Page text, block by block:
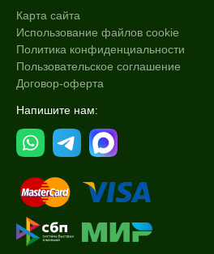
Карта сайта
Использование файлов cookie
Политика конфиденциальности
Пользовательское соглашение
Договор-оферта
Напишите нам: